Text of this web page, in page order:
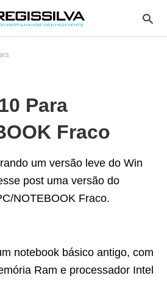
Para
Fraco
um versão leve do Win
post uma versão do
NOTEBOOK Fraco.
notebook básico antigo, com
Ram e processador Intel